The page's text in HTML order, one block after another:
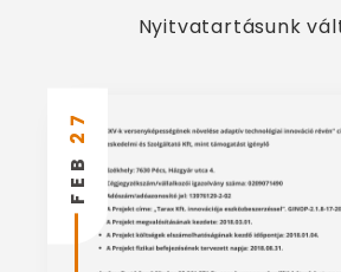
Nyitvatartásunk
FEB
27